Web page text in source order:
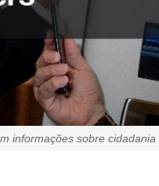
informações sobre cidadania